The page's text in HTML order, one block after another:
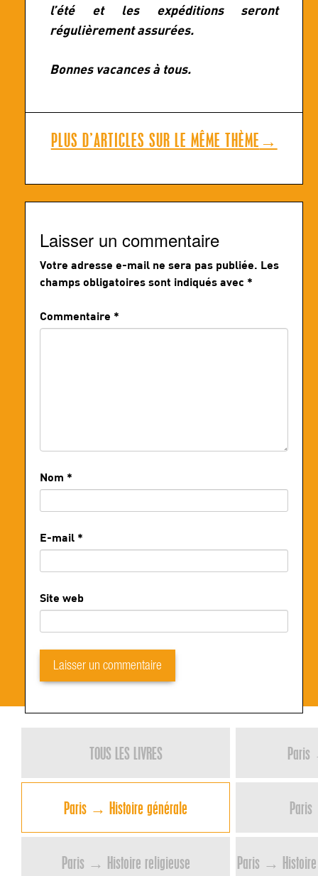
l’été et les expéditions seront
régulièrement assurées.
Bonnes vacances à tous.
PLUS D’ARTICLES SUR LE MÊME THÈME →
Laisser un commentaire
Votre adresse e-mail ne sera pas publiée. Les
champs obligatoires sont indiqués avec *
Commentaire *
Nom *
E-mail *
Site web
TOUS LES LIVRES
Paris → Histoire générale
Paris → Histoire religieuse Paris → Histoire